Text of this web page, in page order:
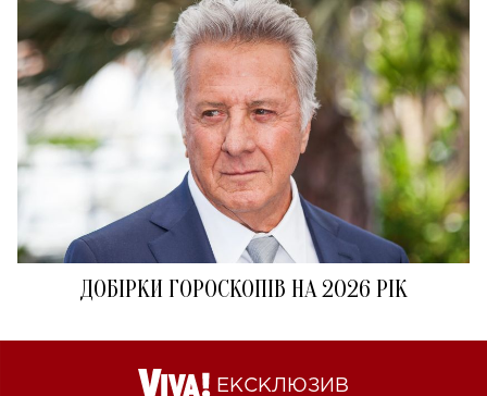
ДОБІРКИ ГОРОСКОПІВ НА 2026 РІК
ЕКСКЛЮЗИВ